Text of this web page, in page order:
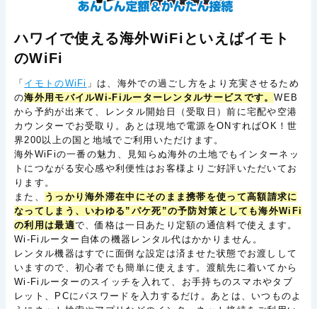
ハワイで使える海外WiFiといえばイモト
のWiFi
「 イモトのWiFi 」は、海外での過ごし方をより充実させるため
の海外用モバイルWi-Fiルーターレンタルサービスです。WEB
から予約が出来て、レンタル開始日（受取日）前に宅配や空港
カウンターでお受取り。あとは現地で電源をONすればOK！世
界200以上の国と地域でご利用いただけます。
海外WiFiの一番の魅力、見知らぬ海外の土地でもインターネッ
トにつながる安心感や利便性はお客様よりご好評いただいてお
ります。
また、
うっかり海外滞在中にそのまま携帯を使って高額請求に
なってしまう、いわゆる”パケ死”の予防対策としても海外WiFi
の利用は最適で、価格は一日あたり定額の通信料で使えます。
Wi-Fiルーター自体の機器レンタル代はかかりません。
レンタル機器はすでに面倒な設定は済ませた状態でお渡しして
いますので、初心者でも簡単に使えます。渡航先に着いてから
Wi-Fiルーターのスイッチを入れて、お手持ちのスマホやタブ
レット、PCにパスワードを入力するだけ。あとは、いつものよ